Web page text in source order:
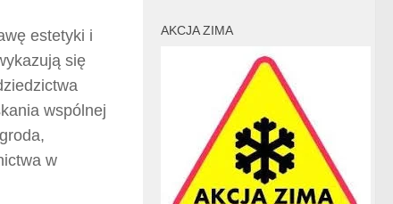
estetyki i
się
wspólnej
w
AKCJA ZIMA